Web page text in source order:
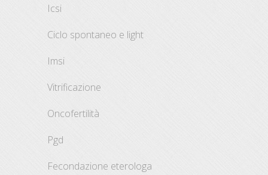
icsi
ciclo spontaneo e light
imsi
vitrificazione
oncofertilità
pgd
fecondazione eterologa